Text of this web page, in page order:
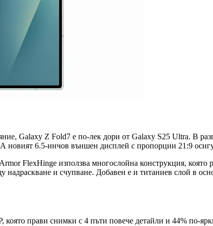
Galaxy Z Fold7 е по-лек дори от Galaxy S25 Ultra. В
новият 6.5-инчов външен дисплей с пропорции 21:9
FlexHinge използва многослойна конструкция,
и счупване. Добавен е и титаниев слой в
която прави снимки с 4 пъти повече детайли и 44% по-